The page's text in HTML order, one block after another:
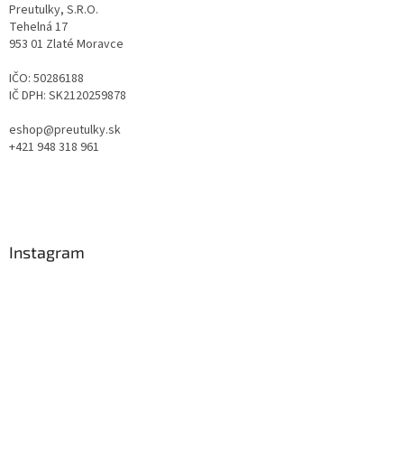
Preutulky, S.R.O.
Tehelná 17
953 01 Zlaté Moravce
IČO: 50286188
IČ DPH: SK2120259878
eshop@preutulky.sk
+421 948 318 961
Instagram